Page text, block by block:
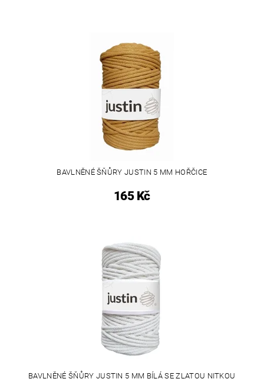
BAVLNĚNÉ ŠŇŮRY JUSTIN 5 MM HOŘČICE
165 Kč
BAVLNĚNÉ ŠŇŮRY JUSTIN 5 MM BÍLÁ SE ZLATOU NITKOU